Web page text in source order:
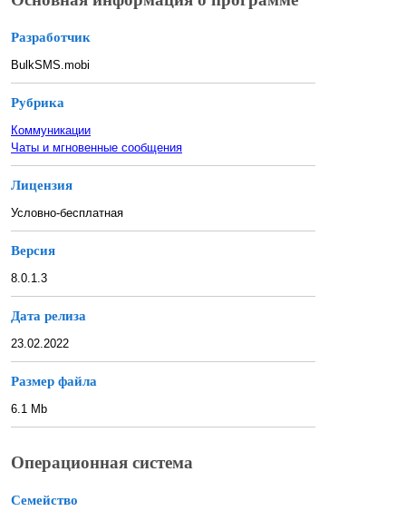
Разработчик
BulkSMS.mobi
Рубрика
Коммуникации
Чаты и мгновенные сообщения
Лицензия
Условно-бесплатная
Версия
8.0.1.3
Дата релиза
23.02.2022
Размер файла
6.1 Mb
Операционная система
Семейство